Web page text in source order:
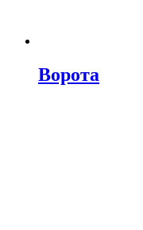
Ворота